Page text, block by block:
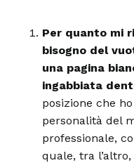
Per quanto mi
bisogno del
una pagina
ingabbiata
posizione che
personalità del
professionale,
quale, tra